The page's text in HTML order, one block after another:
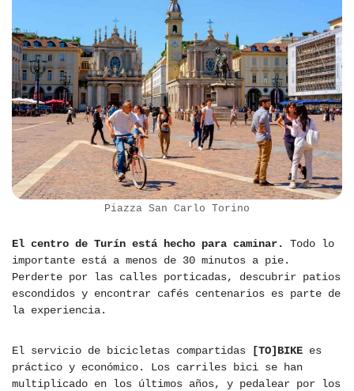
Piazza San Carlo Torino
El centro de Turín está hecho para caminar.
Todo lo
importante está a menos de 30 minutos a pie.
Perderte por las calles porticadas, descubrir patios
escondidos y encontrar cafés centenarios es parte de
la experiencia.
El servicio de bicicletas compartidas [TO]BIKE es
práctico y económico. Los carriles bici se han
multiplicado en los últimos años, y pedalear por los